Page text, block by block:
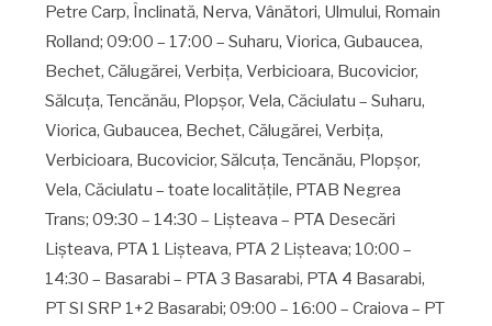
Petre Carp, Înclinată, Nerva, Vânători, Ulmului, Romain
Rolland; 09:00 – 17:00 – Suharu, Viorica, Gubaucea,
Bechet, Călugărei, Verbiţa, Verbicioara, Bucovicior,
Sălcuţa, Tencănău, Plopşor, Vela, Căciulatu – Suharu,
Viorica, Gubaucea, Bechet, Călugărei, Verbiţa,
Verbicioara, Bucovicior, Sălcuţa, Tencănău, Plopşor,
Vela, Căciulatu – toate localităţile, PTAB Negrea
Trans; 09:30 – 14:30 – Lişteava – PTA Desecări
Lişteava, PTA 1 Lişteava, PTA 2 Lişteava; 10:00 –
14:30 – Basarabi – PTA 3 Basarabi, PTA 4 Basarabi,
PT SI SRP 1+2 Basarabi; 09:00 – 16:00 – Craiova – PT